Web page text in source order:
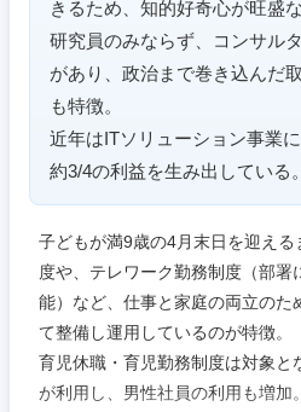
きるため、知的好奇心が旺盛
研究員のみならず、コンサル
があり、政治まで巻き込んだ
も特徴。
近年はITソリューション事業
約3/4の利益を生み出している。
子どもが満9歳の4月末日を迎える
度や、テレワーク勤務制度（部署
能）など、仕事と家庭の両立のた
て整備し運用しているのが特徴。
育児休職・育児勤務制度は対象と
が利用し、男性社員の利用も増加
岐阜県
愛知県